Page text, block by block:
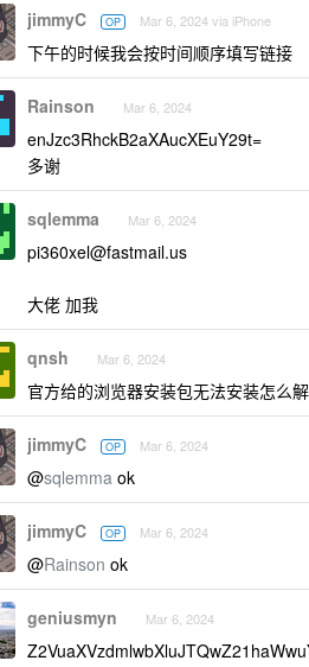
jimmyC OP Mar 6, 2024 via iPhone
下午的时候我会按时间顺序填写链接
Rainson Mar 6, 2024
enJzc3RhckB2aXAucXEuY29t=
多谢
sqlemma Mar 6, 2024
pi360xel@fastmail.us
大佬 加我
qnsh Mar 6, 2024
官方给的浏览器安装包无法安装怎么解
jimmyC OP Mar 6, 2024
@sqlemma ok
jimmyC OP Mar 6, 2024
@Rainson ok
geniusmyn Mar 6, 2024